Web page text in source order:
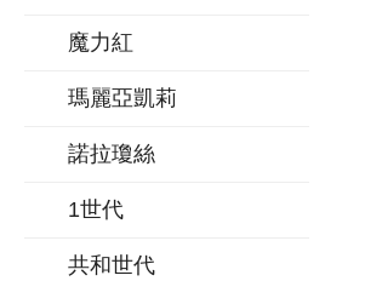
魔力紅
瑪麗亞凱莉
諾拉瓊絲
1世代
共和世代